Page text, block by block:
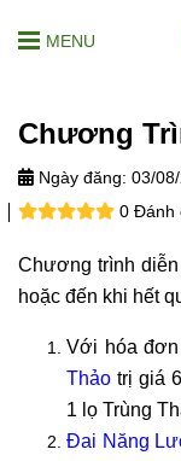
MENU
Chương
Ngày đăng: 03/
0 Đánh
Chương trình
hoặc đến khi hết
Với hóa đơn
Thảo trị giá
1 lọ Trùng
Đai Năng